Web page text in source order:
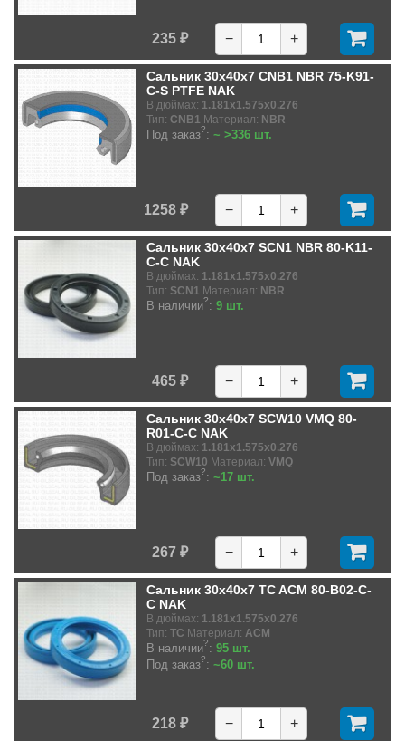
235 ₽ − +
Сальник 30x40x7 CNB1 NBR 75-K91-
C-S PTFE NAK
В дюймах: 1.181x1.575x0.276
Тип: CNB1 Материал: NBR
Под заказ?: ~ >336 шт.
1258 ₽ − +
Сальник 30x40x7 SCN1 NBR 80-K11-
C-C NAK
В дюймах: 1.181x1.575x0.276
Тип: SCN1 Материал: NBR
В наличии?: 9 шт.
465 ₽ − +
Сальник 30x40x7 SCW10 VMQ 80-
R01-C-C NAK
В дюймах: 1.181x1.575x0.276
Тип: SCW10 Материал: VMQ
Под заказ?: ~17 шт.
267 ₽ − +
Сальник 30x40x7 TC ACM 80-B02-C-
C NAK
В дюймах: 1.181x1.575x0.276
Тип: TC Материал: ACM
В наличии?: 95 шт.
Под заказ?: ~60 шт.
218 ₽ − +